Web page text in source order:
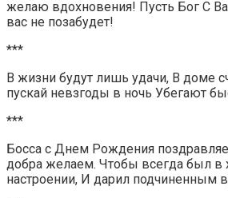
желаю вдохновения! Пусть Бог С
вас не позабудет!
***
В жизни будут лишь удачи, В доме
пускай невзгоды в ночь Убегают
***
Босса с Днем Рождения
добра желаем. Чтобы всегда был
настроении, И дарил подчиненным